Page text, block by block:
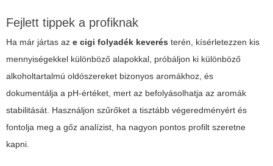
Fejlett tippek a profiknak
Ha már jártas az e cigi folyadék keverés terén, kísérletezzen kis
mennyiségekkel különböző alapokkal, próbáljon ki különböző
alkoholtartalmú oldószereket bizonyos aromákhoz, és
dokumentálja a pH-értéket, mert az befolyásolhatja az aromák
stabilitását. Használjon szűrőket a tisztább végeredményért és
fontolja meg a gőz analízist, ha nagyon pontos profilt szeretne
kapni.